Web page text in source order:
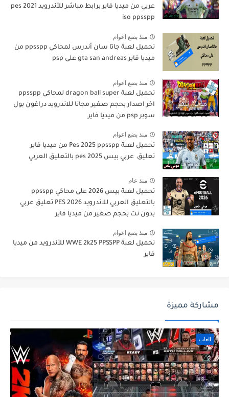
عربي من ميديا فاير برابط مباشر للأندرويد pes 2021
iso ppsspp
منذ بضع اعوام
تحميل لعبة جاتا سان أندرس لمحاكي ppsspp من
ميديا فاير gta san andreas على psp
منذ بضع اعوام
تحميل لعبة dragon ball super لمحاكي ppsspp
اخر اصدار بحجم صغير مجانا للاندرويد دراغون بول
سوبر psp من ميديا فاير
منذ بضع اعوام
تحميل لعبة Pes 2025 ppsspp من ميديا فاير
تعليق عربي بيس pes 2025 بالتعليق العربي
منذ عام
تحميل لعبة بيس 2026 على محاكي ppsspp
بالتعليق العربي للاندرويد PES 2026 تعليق عربي
بدون نت بحجم صغير من ميديا فاير
منذ بضع اعوام
تحميل لعبة WWE 2k25 PPSSPP للأندرويد من ميديا
فاير
مشاركة مميزة
العاب